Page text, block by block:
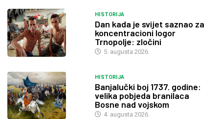
HISTORIJA
Dan kada je svijet saznao za
koncentracioni logor
Trnopolje: zločini
5. augusta 2026.
HISTORIJA
Banjalučki boj 1737. godine:
velika pobjeda branilaca
Bosne nad vojskom
4. augusta 2026.